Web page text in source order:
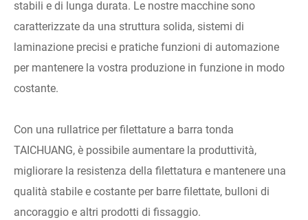
stabili e di lunga durata. Le nostre macchine sono
caratterizzate da una struttura solida, sistemi di
laminazione precisi e pratiche funzioni di automazione
per mantenere la vostra produzione in funzione in modo
costante.
Con una rullatrice per filettature a barra tonda
TAICHUANG, è possibile aumentare la produttività,
migliorare la resistenza della filettatura e mantenere una
qualità stabile e costante per barre filettate, bulloni di
ancoraggio e altri prodotti di fissaggio.